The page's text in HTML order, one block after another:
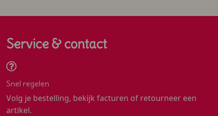
Service & contact
Snel regelen
Volg je bestelling, bekijk facturen of retourneer een
artikel.